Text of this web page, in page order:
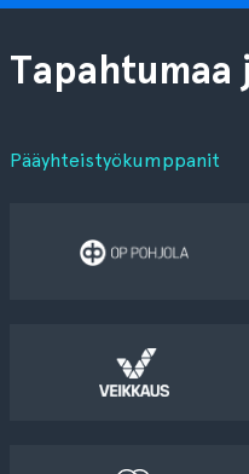
Tapahtumaa
Pääyhteistyökumppanit